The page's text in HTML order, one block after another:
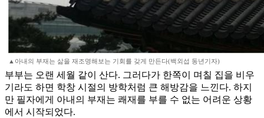
▲아내의 부재는 삶을 재조명해보는 기회를 갖게 만든다(백외섭 동년기자)
부부는 오랜 세월 같이 산다. 그러다가 한쪽이 며칠 집을 비우
기라도 하면 학창 시절의 방학처럼 큰 해방감을 느낀다. 하지
만 필자에게 아내의 부재는 쾌재를 부를 수 없는 어려운 상황
에서 시작되었다.